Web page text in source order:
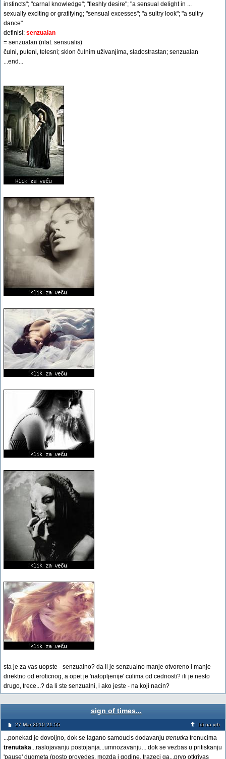
instincts"; "carnal knowledge"; "fleshly desire"; "a sensual delight in ...
sexually exciting or gratifying; "sensual excesses"; "a sultry look"; "a sultry
dance"
definisi: senzualan
= senzualan (nlat. sensualis)
čulni, puteni, telesni; sklon čulnim uživanjima, sladostrastan; senzualan
...end...
sta je za vas uopste - senzualno? da li je senzualno manje otvoreno i manje
direktno od eroticnog, a opet je 'natopljenije' culima od cednosti? ili je nesto
drugo, trece...? da li ste senzualni, i ako jeste - na koji nacin?
sign of times...
27 Mar 2010 21:55 Idi na vrh
...ponekad je dovoljno, dok se lagano samoucis dodavanju trenutka trenucima
trenutaka...raslojavanju postojanja...umnozavanju... dok se vezbas u pritiskanju
'pause' dugmeta (posto provedes, mozda i godine, trazeci ga...prvo otkrivas